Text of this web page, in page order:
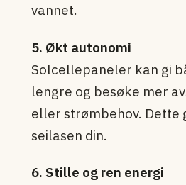
vannet.
5. Økt autonomi
Solcellepaneler kan gi
lengre og besøke mer
eller strømbehov. Dette
seilasen din.
6. Stille og ren energi